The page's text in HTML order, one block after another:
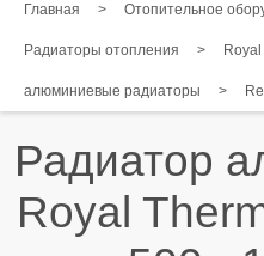
Главная > Отопительное
Радиаторы отопления >
алюминиевые радиаторы >
Радиатор
Royal